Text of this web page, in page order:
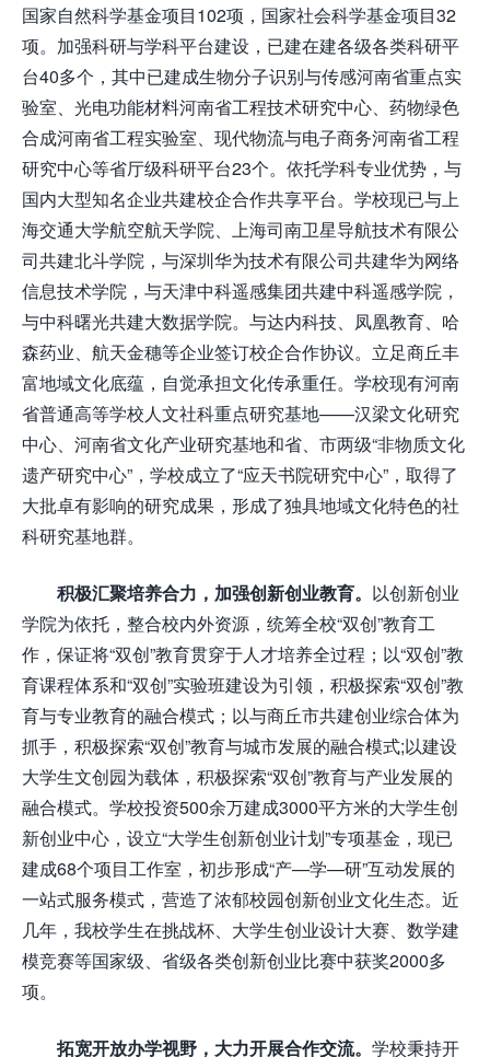
国家自然科学基金项目102项，国家社会科学基金项目32
项。加强科研与学科平台建设，已建在建各级各类科研平
台40多个，其中已建成生物分子识别与传感河南省重点实
验室、光电功能材料河南省工程技术研究中心、药物绿色
合成河南省工程实验室、现代物流与电子商务河南省工程
研究中心等省厅级科研平台23个。依托学科专业优势，与
国内大型知名企业共建校企合作共享平台。学校现已与上
海交通大学航空航天学院、上海司南卫星导航技术有限公
司共建北斗学院，与深圳华为技术有限公司共建华为网络
信息技术学院，与天津中科遥感集团共建中科遥感学院，
与中科曙光共建大数据学院。与达内科技、凤凰教育、哈
森药业、航天金穗等企业签订校企合作协议。立足商丘丰
富地域文化底蕴，自觉承担文化传承重任。学校现有河南
省普通高等学校人文社科重点研究基地——汉梁文化研究
中心、河南省文化产业研究基地和省、市两级“非物质文化
遗产研究中心”，学校成立了“应天书院研究中心”，取得了
大批卓有影响的研究成果，形成了独具地域文化特色的社
科研究基地群。
积极汇聚培养合力，加强创新创业教育。 以创新创业
学院为依托，整合校内外资源，统筹全校“双创”教育工
作，保证将“双创”教育贯穿于人才培养全过程；以“双创”教
育课程体系和“双创”实验班建设为引领，积极探索“双创”教
育与专业教育的融合模式；以与商丘市共建创业综合体为
抓手，积极探索“双创”教育与城市发展的融合模式;以建设
大学生文创园为载体，积极探索“双创”教育与产业发展的
融合模式。学校投资500余万建成3000平方米的大学生创
新创业中心，设立“大学生创新创业计划”专项基金，现已
建成68个项目工作室，初步形成“产—学—研”互动发展的
一站式服务模式，营造了浓郁校园创新创业文化生态。近
几年，我校学生在挑战杯、大学生创业设计大赛、数学建
模竞赛等国家级、省级各类创新创业比赛中获奖2000多
项。
拓宽开放办学视野，大力开展合作交流。 学校秉持开